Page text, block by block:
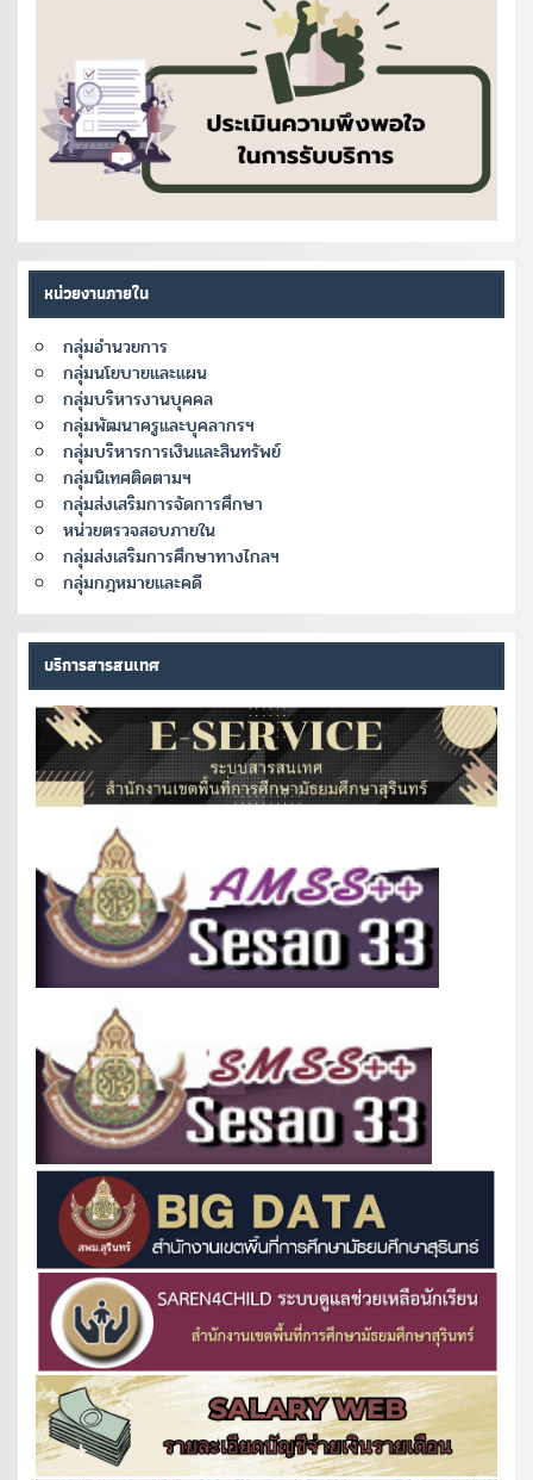
หน่วยงานภายใน
กลุ่มอำนวยการ
กลุ่มนโยบายและแผน
กลุ่มบริหารงานบุคคล
กลุ่มพัฒนาครูและบุคลากรฯ
กลุ่มบริหารการเงินและสินทรัพย์
กลุ่มนิเทศติดตามฯ
กลุ่มส่งเสริมการจัดการศึกษา
หน่วยตรวจสอบภายใน
กลุ่มส่งเสริมการศึกษาทางไกลฯ
กลุ่มกฎหมายและคดี
บริการสารสนเทศ